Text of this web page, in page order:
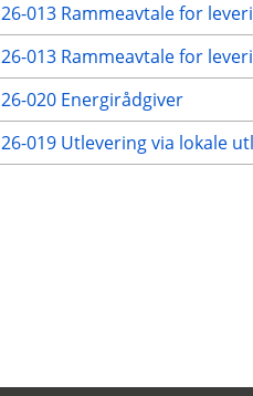
26-013 Rammeavtale for
26-013 Rammeavtale for
26-020 Energirådgiver
26-019 Utlevering via lokale